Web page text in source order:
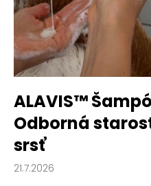
ALAVIS™
Odborná
srsť
21.7.2026
á
j
s
ť